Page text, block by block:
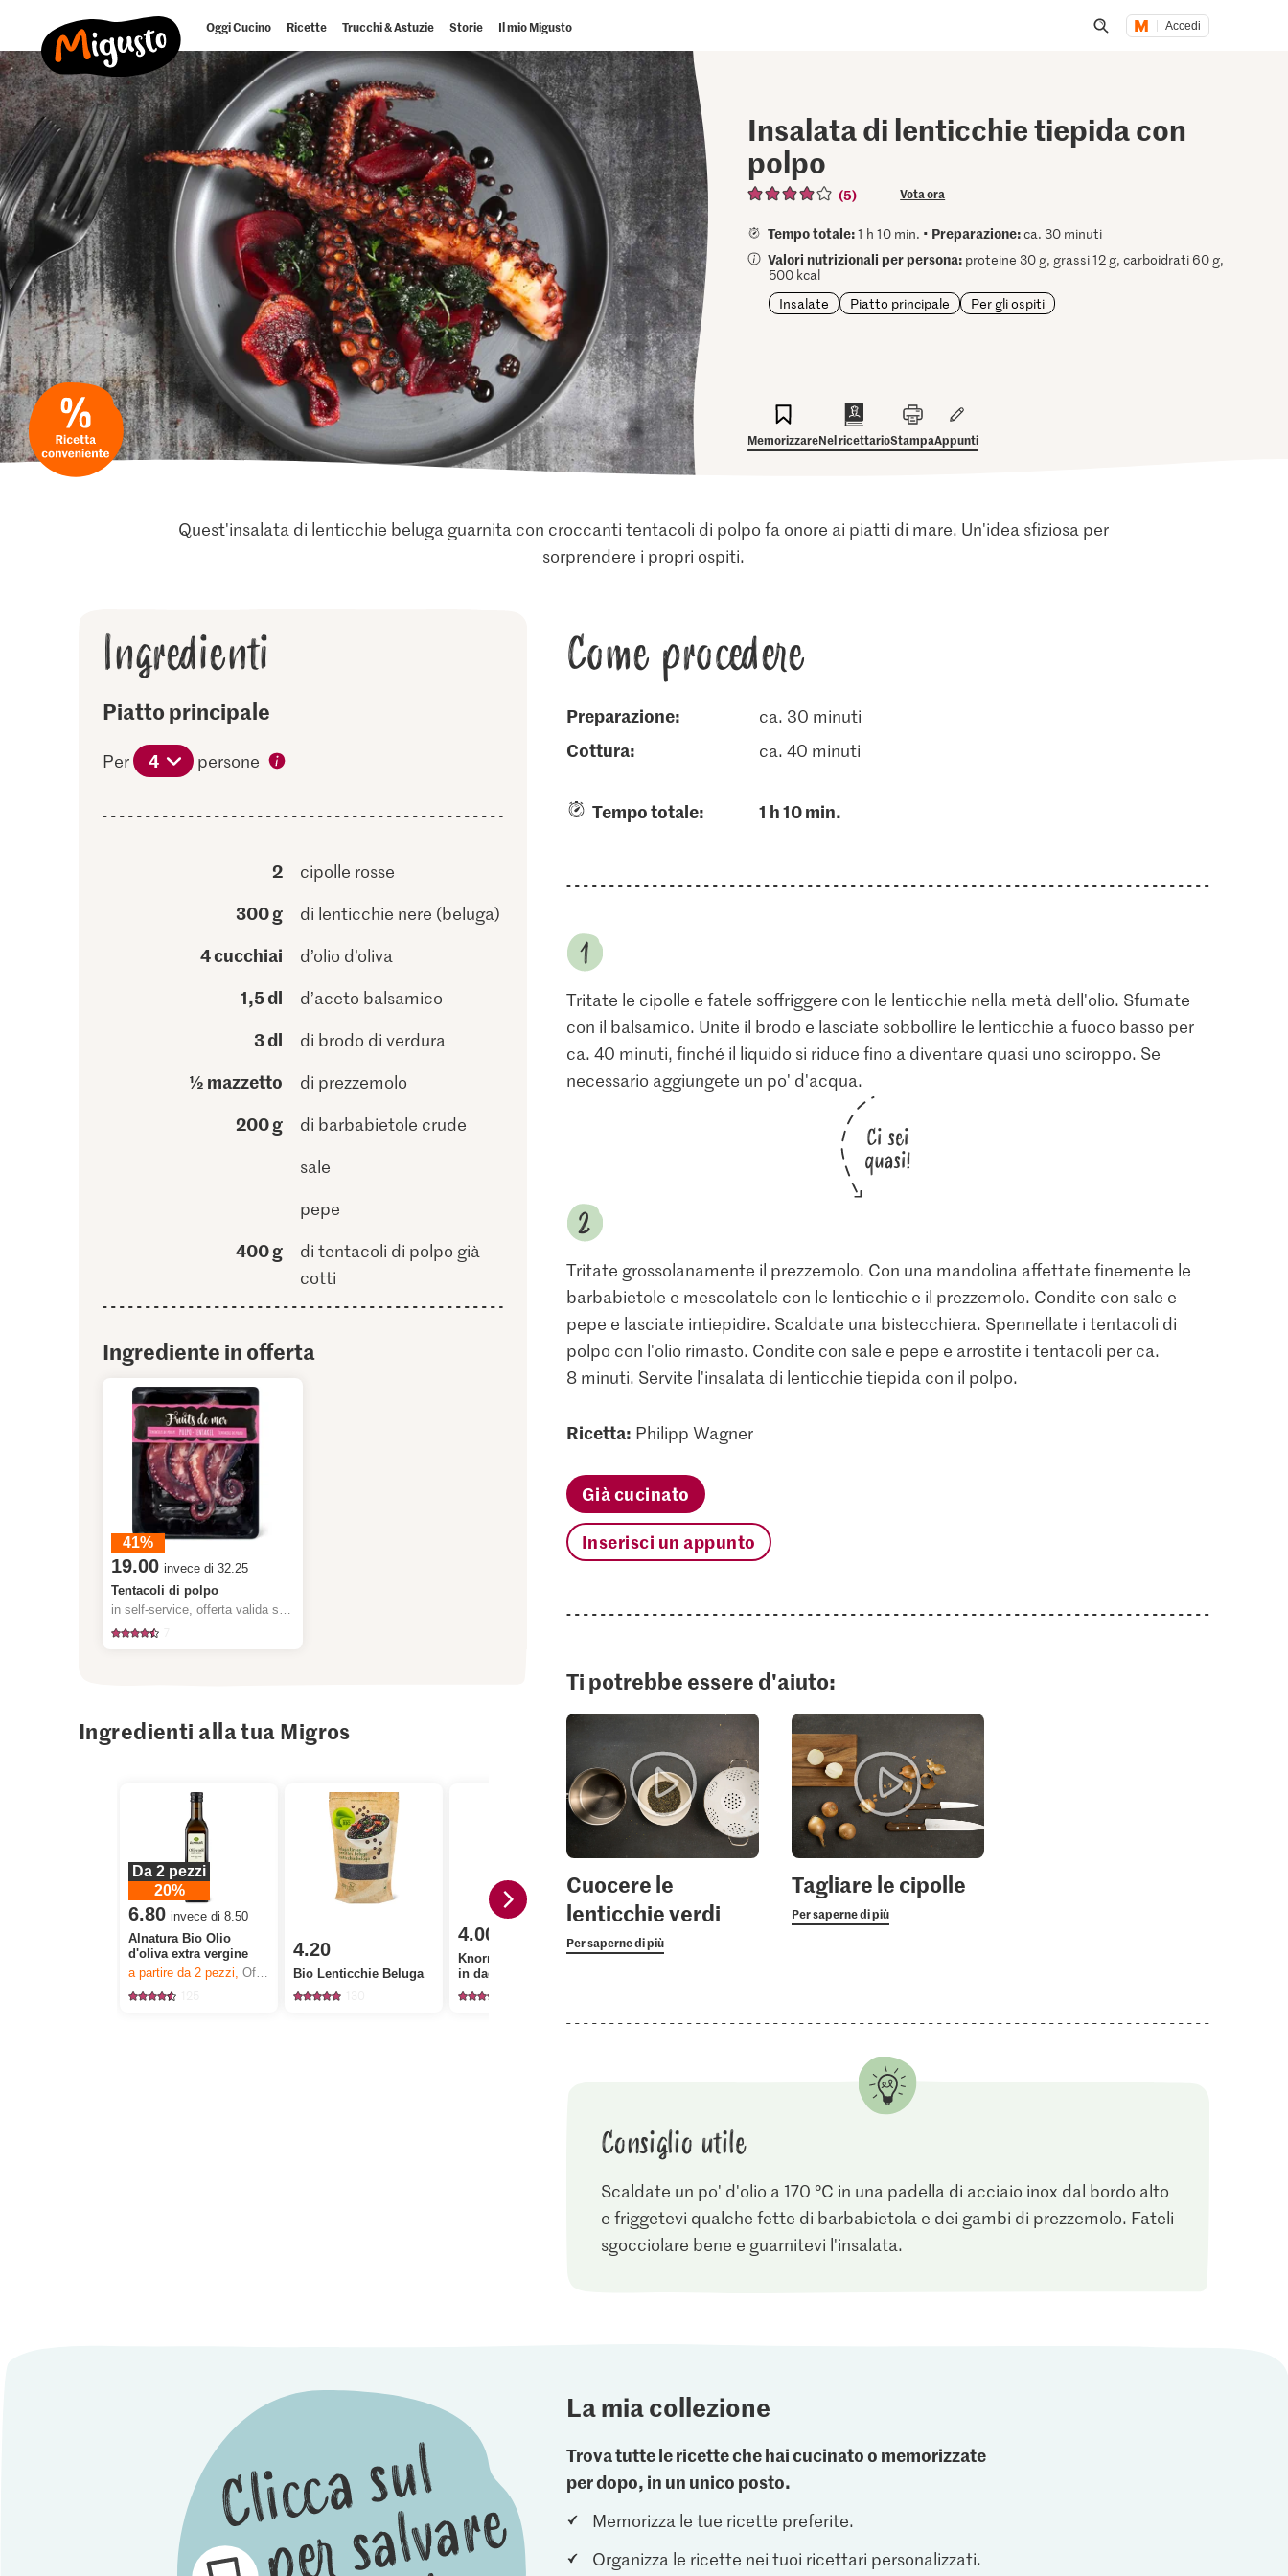
Oggi Cucino Ricette Trucchi & Astuzie Storie Il mio Migusto Accedi
Insalata di lenticchie tiepida con
polpo
(5) Vota ora
Tempo totale:1 h 10 min. • Preparazione:ca. 30 minuti
Valori nutrizionali per persona: proteine 30 g, grassi 12 g, carboidrati 60 g,
500 kcal
Insalate
Piatto principale Per gli ospiti
MemorizzareNel ricettarioStampaAppunti
Quest'insalata di lenticchie beluga guarnita con croccanti tentacoli di polpo fa onore ai piatti di mare. Un'idea sfiziosa per
sorprendere i propri ospiti.
Ingredienti
Piatto principale
Per 4 persone
2 cipolle rosse
300 g di lenticchie nere (beluga)
4 cucchiai d’olio d’oliva
1,5 dl d’aceto balsamico
3 dl di brodo di verdura
½ mazzetto di prezzemolo
200 g
di barbabietole crude
sale
pepe
400 g
di tentacoli di polpo già
cotti
Ingrediente in offerta
41%
19.00 invece di 32.25
Tentacoli di polpo
Ingredienti alla tua Migros
Da 2 pezzi
20%
6.80 invece di 8.50
Alnatura Bio Olio
d'oliva extra vergine
a partire da 2pezzi,Offerta valida solo dal 6.8 al 12.8.2026, fino a esaurimento dello stock.
4.20
Bio Lenticchie Beluga
4.00
Knorr Brodo di verdura
in dadi
4.50
Ponti Aceto Balsamico
Come procedere
Preparazione: ca. 30 minuti
cottura: ca. 40 minuti
Tempo totale: 1 h 10 min.
Tritate le cipolle e fatele soffriggere con le lenticchie nella metà dell'olio. Sfumate
con il balsamico. Unite il brodo e lasciate sobbollire le lenticchie a fuoco basso per
ca. 40 minuti, finché il liquido si riduce fino a diventare quasi uno sciroppo. Se
necessario aggiungete un po' d'acqua.
Ci sei
quasi!
Tritate grossolanamente il prezzemolo. Con una mandolina affettate finemente le
barbabietole e mescolatele con le lenticchie e il prezzemolo. Condite con sale e
pepe e lasciate intiepidire. Scaldate una bistecchiera. Spennellate i tentacoli di
polpo con l'olio rimasto. Condite con sale e pepe e arrostite i tentacoli per ca.
8 minuti. Servite l'insalata di lenticchie tiepida con il polpo.
Ricetta: Philipp Wagner
Già cucinato
Inserisci un appunto
Ti potrebbe essere d'aiuto:
Cuocere le
lenticchie verdi
Per saperne di più
Tagliare le cipolle
Per saperne di più
Consiglio utile
Scaldate un po' d'olio a 170 °C in una padella di acciaio inox dal bordo alto
e friggetevi qualche fette di barbabietola e dei gambi di prezzemolo. Fateli
sgocciolare bene e guarnitevi l'insalata.
La mia collezione
Trova tutte le ricette che hai cucinato o memorizzate
per dopo, in un unico posto.
Memorizza le tue ricette preferite.
Organizza le ricette nei tuoi ricettari personalizzati.